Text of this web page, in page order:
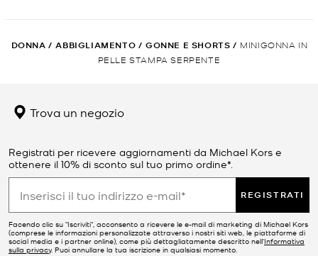
DONNA / ABBIGLIAMENTO / GONNE E SHORTS / MINIGONNA IN
PELLE STAMPA SERPENTE
Trova un negozio
Registrati per ricevere aggiornamenti da Michael Kors e
ottenere il 10% di sconto sul tuo primo ordine*.
REGISTRATI
Facendo clic su "Iscriviti", acconsento a ricevere le e-mail di marketing di Michael Kors
(comprese le informazioni personalizzate attraverso i nostri siti web, le piattaforme di
social media e i partner online), come più dettagliatamente descritto nell’Informativa
sulla privacy. Puoi annullare la tua iscrizione in qualsiasi momento.